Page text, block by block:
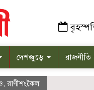
দেশজুড়ে রাজনীতি
রাণীশংকৈল